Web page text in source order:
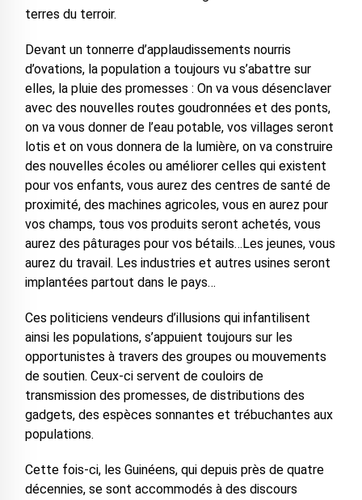
terres du terroir.
Devant un tonnerre d’applaudissements nourris
d’ovations, la population a toujours vu s’abattre sur
elles, la pluie des promesses : On va vous désenclaver
avec des nouvelles routes goudronnées et des ponts,
on va vous donner de l’eau potable, vos villages seront
lotis et on vous donnera de la lumière, on va construire
des nouvelles écoles ou améliorer celles qui existent
pour vos enfants, vous aurez des centres de santé de
proximité, des machines agricoles, vous en aurez pour
vos champs, tous vos produits seront achetés, vous
aurez des pâturages pour vos bétails…Les jeunes, vous
aurez du travail. Les industries et autres usines seront
implantées partout dans le pays…
Ces politiciens vendeurs d’illusions qui infantilisent
ainsi les populations, s’appuient toujours sur les
opportunistes à travers des groupes ou mouvements
de soutien. Ceux-ci servent de couloirs de
transmission des promesses, de distributions des
gadgets, des espèces sonnantes et trébuchantes aux
populations.
Cette fois-ci, les Guinéens, qui depuis près de quatre
décennies, se sont accommodés à des discours